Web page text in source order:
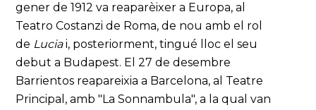
gener de 1912 va reaparèixer a Europa, al
Teatro Costanzi de Roma, de nou amb el rol
de Luciai, posteriorment, tingué lloc el seu
debut a Budapest. El 27 de desembre
Barrientos reapareixia a Barcelona, al Teatre
Principal, amb "La Sonnambula", a la qual van